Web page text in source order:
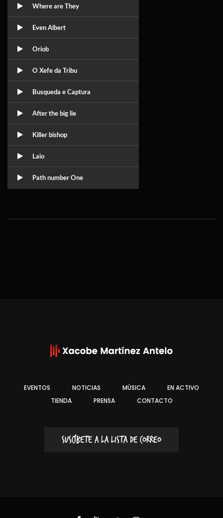
Where are They
Even Albert
Oriob
O Xefe da Tribu
Busqueda e Captura
After the big lie
Killer bishop
Laio
Path number One
EVENTOS NOTICIAS MÚSICA
EN ACTIVO
TIENDA
PRENSA CONTACTO
SUSCÍBETE A LA LISTA DE CORREO